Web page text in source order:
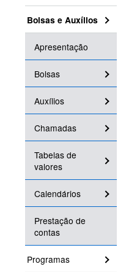
Bolsas e Auxílios
Apresentação
Bolsas
Auxílios
Chamadas
Tabelas de
valores
Calendários
Prestação de
contas
Programas